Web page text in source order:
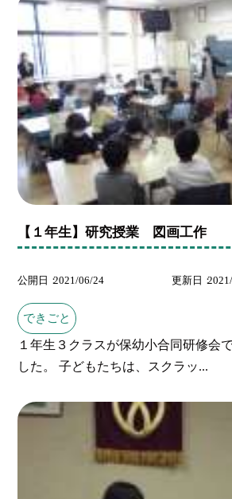
【１年生】研究授業 図画工作
公開日 2021/06/24 更新日
できごと
１年生３クラスが保幼小合同研修会
した。 子どもたちは、スクラッ...